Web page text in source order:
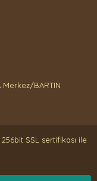
Merkez/BARTIN
SSL sertifikası ile